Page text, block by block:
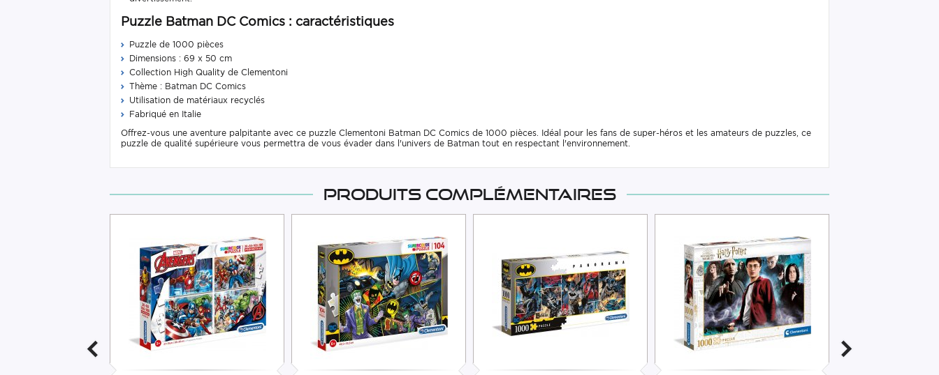
Puzzle Batman DC Comics : caractéristiques
Puzzle de 1000 pièces
Dimensions : 69 x 50 cm
Collection High Quality de Clementoni
Thème : Batman DC Comics
Utilisation de matériaux recyclés
Fabriqué en Italie
Offrez-vous une aventure palpitante avec ce puzzle Clementoni Batman DC Comics de 1000 pièces. Idéal pour les fans de super-héros et les amateurs de puzzles, ce
puzzle de qualité supérieure vous permettra de vous évader dans l'univers de Batman tout en respectant l'environnement.
Produits complémentaires